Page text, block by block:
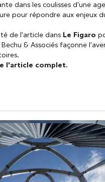
dans les coulisses d'une
pour répondre aux enjeux
de l'article dans Le Figaro
& Associés façonne
l'article complet.